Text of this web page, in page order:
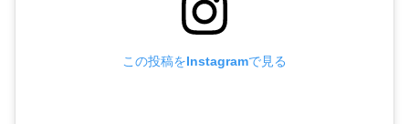
この投稿をInstagramで見る